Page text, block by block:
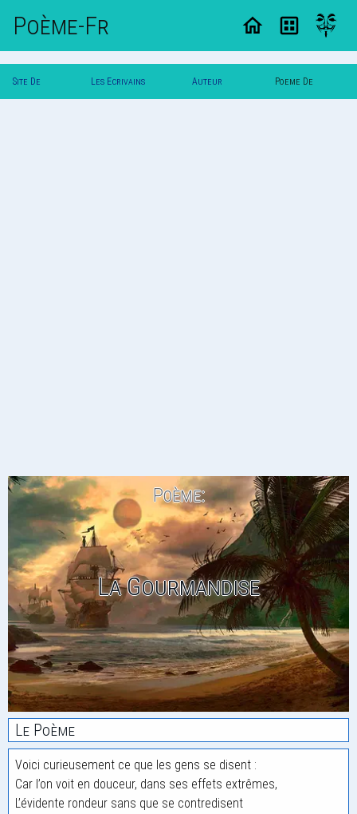
Poème-Fr
Site De Les Ecrivains Auteur Poeme De
Poème:
La Gourmandise
Le Poème
Voici curieusement ce que les gens se disent :
Car l’on voit en douceur, dans ses effets extrêmes,
L’évidente rondeur sans que se contredisent